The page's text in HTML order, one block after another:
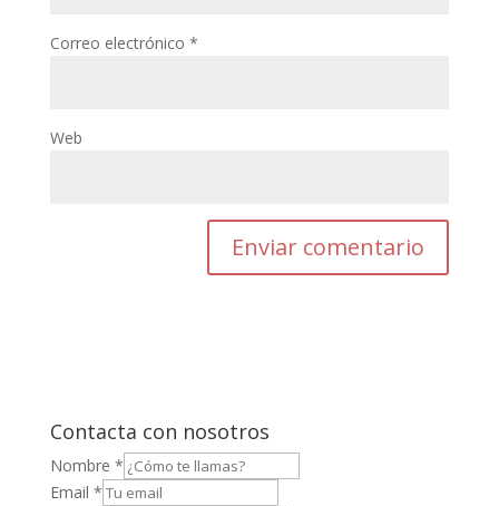
Correo electrónico *
Web
Contacta con nosotros
Nombre *
Email *